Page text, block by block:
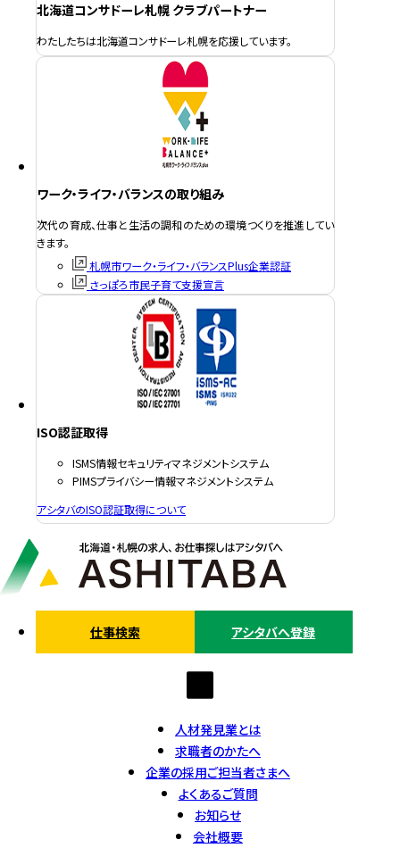
北海道コンサドーレ札幌 クラブパートナー
わたしたちは北海道コンサドーレ札幌を応援しています。
ワーク・ライフ・バランスの取り組み
次代の育成、仕事と生活の調和のための環境つくりを推進してい
きます。
札幌市ワーク・ライフ・バランスPlus企業認証
さっぽろ市民子育て支援宣言
ISO認証取得
ISMS情報セキュリティマネジメントシステム
PIMSプライバシー情報マネジメントシステム
アシタバのISO認証取得について
仕事検索 アシタバへ登録
人材発見業とは
求職者のかたへ
企業の採用ご担当者さまへ
よくあるご質問
お知らせ
会社概要